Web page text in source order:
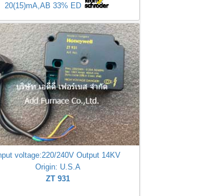
20(15)mA,AB 33% ED
voltage:220/240V Output 14KV
Origin: U.S.A
ZT 931